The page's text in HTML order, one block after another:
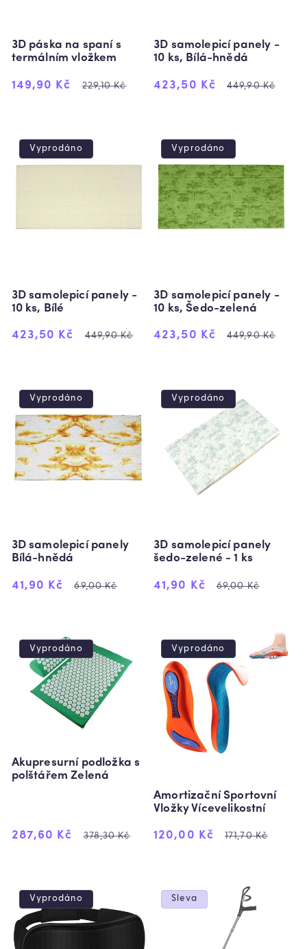
3D páska na spaní s
termálním vložkem
Výprodejová
149,90 Kč
Běžná
229,10 Kč
3D samolepicí panely -
10 ks, Bílá-hnědá
Výprodejová
423,50 Kč
Běžná
449,90 Kč
Vyprodáno
3D samolepicí panely -
10 ks, Bílé
Výprodejová
423,50 Kč
Běžná
449,90 Kč
Vyprodáno
3D samolepicí panely -
10 ks, Šedo-zelená
Výprodejová
423,50 Kč
Běžná
449,90 Kč
Vyprodáno
3D samolepicí panely
Bílá-hnědá
Výprodejová
41,90 Kč
Běžná
69,00 Kč
Vyprodáno
3D samolepicí panely
šedo-zelené - 1 ks
Výprodejová
41,90 Kč
Běžná
69,00 Kč
Vyprodáno
Akupresurní podložka s
polštářem Zelená
Výprodejová
287,60 Kč
Běžná
378,30 Kč
Vyprodáno
Amortizační Sportovní
Vložky Vícevelikostní
Výprodejová
120,00 Kč
Běžná
171,70 Kč
Vyprodáno Sleva